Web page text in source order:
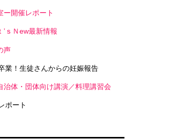
ー開催レポート
’ｓＮew最新情報
声
業！生徒さんからの妊娠報告
治体・団体向け講演／料理講習会
ポート